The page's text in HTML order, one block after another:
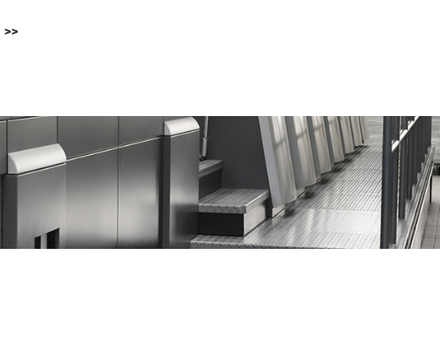
>>